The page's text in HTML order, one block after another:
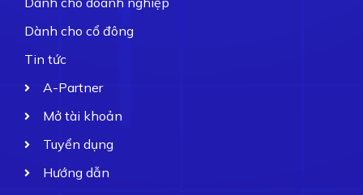
Dành cho cổ đông
Tin tức
A-Partner
Mở tài khoản
Tuyển dụng
Hướng dẫn